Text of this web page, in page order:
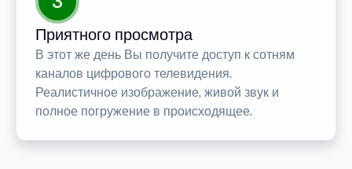
Приятного просмотра
В этот же день Вы получите доступ к сотням
каналов цифрового телевидения.
Реалистичное изображение, живой звук и
полное погружение в происходящее.